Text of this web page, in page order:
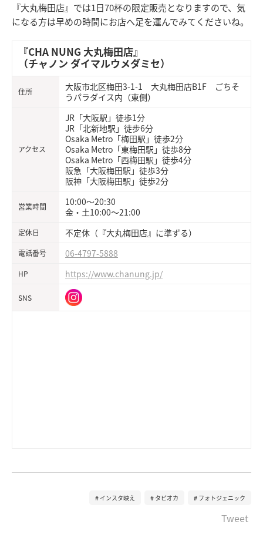
『大丸梅田店』では1日70杯の限定販売となりますので、気
になる方は早めの時間にお店へ足を運んでみてくださいね。
『CHA NUNG 大丸梅田店』
（チャノン ダイマルウメダミセ）
住所
大阪市北区梅田3-1-1 大丸梅田店B1F ごちそ
うパラダイス内（東側）
アクセス
JR「大阪駅」徒歩1分
JR「北新地駅」徒步6分
Osaka Metro「梅田駅」徒歩2分
Osaka Metro「東梅田駅」徒歩8分
Osaka Metro「西梅田駅」徒歩4分
阪急「大阪梅田駅」徒歩3分
阪神「大阪梅田駅」徒歩2分
営業時間
10:00～20:30
金・土10:00～21:00
定休日 不定休（『大丸梅田店』に準ずる）
電話番号 06-4797-5888
HP https://www.chanung.jp/
SNS
インスタ映え タピオカ フォトジェニック
Tweet